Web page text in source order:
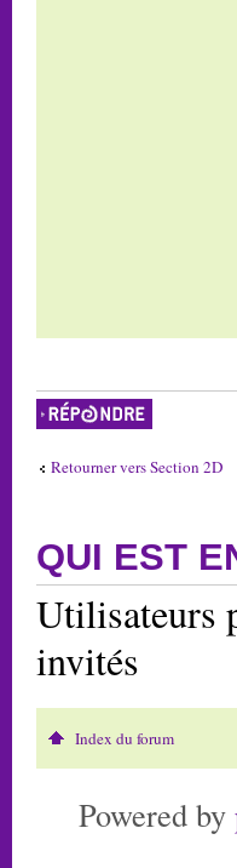
Répondre
Retourner vers Section 2D
QUI EST
Utilisateurs
invités
Index du forum
Powered by